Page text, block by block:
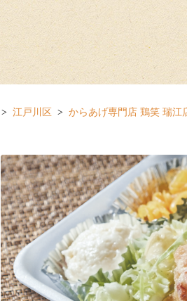
江戸川区 からあげ専門店 鶏笑 瑞江